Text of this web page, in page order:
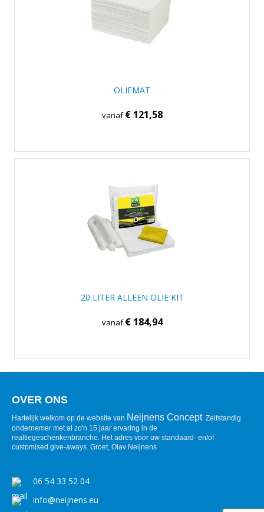
OLIEMAT
vanaf€ 121,58
20 LITER ALLEEN OLIE KIT
vanaf€ 184,94
OVER ONS
Hartelijk welkom op de website van Neijnens Concept. Zelfstandig
ondernemer met al zo'n 15 jaar ervaring in de
realtiegeschenkenbranche. Het adres voor uw standaard- en/of
customised give-aways. Groet, Olav Neijnens
06 54 33 52 04
info@neijnens.eu